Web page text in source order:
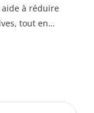
aide à réduire
tout en